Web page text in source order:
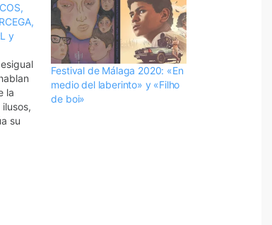
y
la
su
Festival de Málaga 2020: «En
medio del laberinto» y «Filho
de boi»